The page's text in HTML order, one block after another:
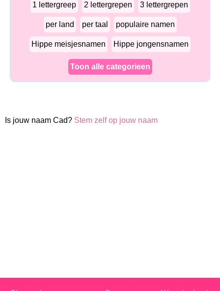
1 lettergreep 2 lettergrepen 3 lettergrepen
per land per taal populaire namen
Hippe meisjesnamen Hippe jongensnamen
Toon alle categorieen
Is jouw naam Cad? Stem zelf op jouw naam